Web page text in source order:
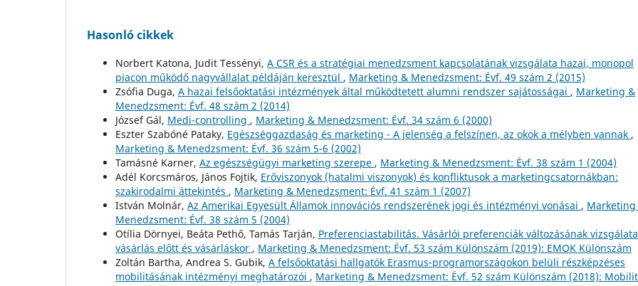
Hasonló cikkek
Norbert Katona, Judit Tessényi, A CSR és a stratégiai menedzsment kapcsolatának vizsgálata hazai, monopol
piacon működő nagyvállalat példáján keresztül , Marketing & Menedzsment: Évf. 49 szám 2 (2015)
Zsófia Duga, A hazai felsőoktatási intézmények által működtetett alumni rendszer sajátosságai , Marketing &
Menedzsment: Évf. 48 szám 2 (2014)
József Gál, Medi-controlling , Marketing & Menedzsment: Évf. 34 szám 6 (2000)
Eszter Szabóné Pataky, Egészséggazdaság és marketing - A jelenség a felszínen, az okok a mélyben vannak ,
Marketing & Menedzsment: Évf. 36 szám 5-6 (2002)
Tamásné Karner, Az egészségügyi marketing szerepe , Marketing & Menedzsment: Évf. 38 szám 1 (2004)
Adél Korcsmáros, János Fojtik, Erőviszonyok (hatalmi viszonyok) és konfliktusok a marketingcsatornákban:
szakirodalmi áttekintés , Marketing & Menedzsment: Évf. 41 szám 1 (2007)
István Molnár, Az Amerikai Egyesült Államok innovációs rendszerének jogi és intézményi vonásai , Marketing
Menedzsment: Évf. 38 szám 5 (2004)
Otília Dörnyei, Beáta Pethő, Tamás Tarján, Preferenciastabilitás. Vásárlói preferenciák változásának vizsgálata
vásárlás előtt és vásárláskor , Marketing & Menedzsment: Évf. 53 szám Különszám (2019): EMOK Különszám
Zoltán Bartha, Andrea S. Gubik, A felsőoktatási hallgatók Erasmus-programországokon belüli részképzéses
mobilitásának intézményi meghatározói , Marketing & Menedzsment: Évf. 52 szám Különszám (2018):